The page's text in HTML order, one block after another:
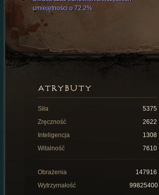
umiejętności o 72.2%
ATRYBUTY
Siła
5375
Zręczność
2622
Inteligencja
1308
Witalność
7610
Obrażenia
147916
Wytrzymałość
99825400